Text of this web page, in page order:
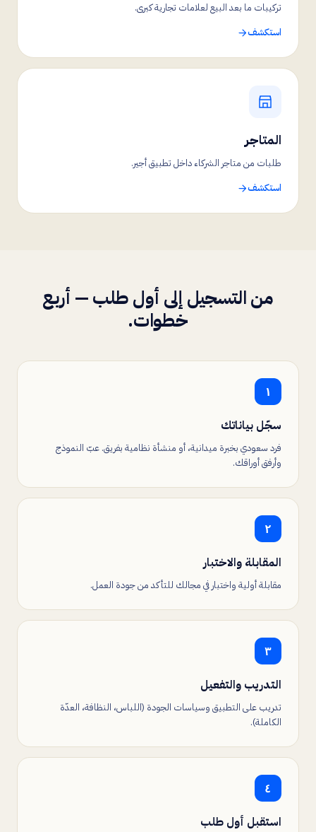
تركيبات ما بعد البيع لعلامات تجارية كبرى.
استكشف
المتاجر
طلبات من متاجر الشركاء داخل تطبيق أجير.
استكشف
من التسجيل إلى أول طلب — أربع
خطوات.
١
سجّل بياناتك
فرد سعودي بخبرة ميدانية، أو منشأة نظامية بفريق. عبّ النموذج
وأرفق أوراقك.
٢
المقابلة والاختبار
مقابلة أولية واختبار في مجالك للتأكد من جودة العمل.
٣
التدريب والتفعيل
تدريب على التطبيق وسياسات الجودة (اللباس، النظافة، العدّة
الكاملة).
٤
استقبل أول طلب